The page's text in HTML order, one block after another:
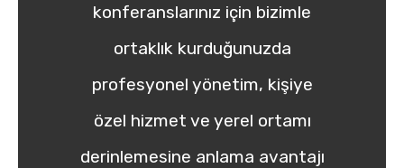
konferanslarınız için bizimle
ortaklık kurduğunuzda
profesyonel yönetim, kişiye
özel hizmet ve yerel ortamı
derinlemesine anlama avantajı